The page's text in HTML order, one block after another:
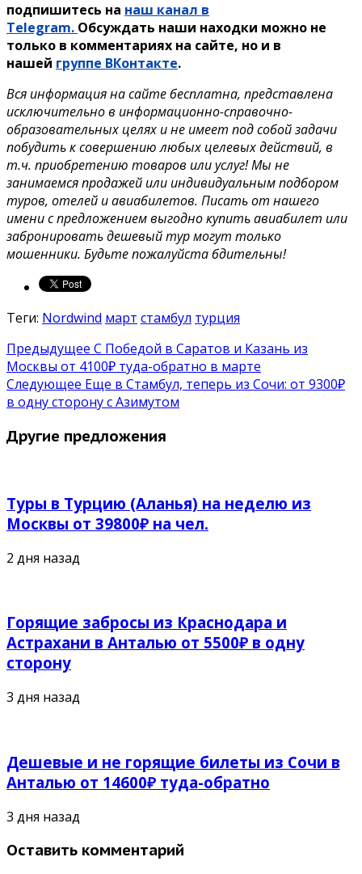
подпишитесь на наш канал в
Telegram. Обсуждать наши находки можно не
только в комментариях на сайте, но и в
нашей группе ВКонтакте.
Вся информация на сайте бесплатна, представлена
исключительно в информационно-справочно-
образовательных целях и не имеет под собой задачи
побудить к совершению любых целевых действий, в
т.ч. приобретению товаров или услуг! Мы не
занимаемся продажей или индивидуальным подбором
туров, отелей и авиабилетов. Писать от нашего
имени с предложением выгодно купить авиабилет или
забронировать дешевый тур могут только
мошенники. Будьте пожалуйста бдительны!
Теги: Nordwind март стамбул турция
Предыдущее С Победой в Саратов и Казань из
Москвы от 4100₽ туда-обратно в марте
Следующее Еще в Стамбул, теперь из Сочи: от 9300₽
в одну сторону с Азимутом
Другие предложения
Туры в Турцию (Аланья) на неделю из
Москвы от 39800₽ на чел.
2 дня назад
Горящие забросы из Краснодара и
Астрахани в Анталью от 5500₽ в одну
сторону
3 дня назад
Дешевые и не горящие билеты из Сочи в
Анталью от 14600₽ туда-обратно
3 дня назад
Оставить комментарий